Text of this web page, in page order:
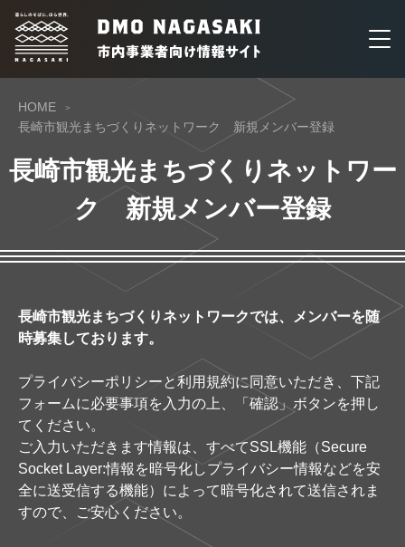
HOME
長崎市観光まちづくりネットワーク 新規メンバー登録
長崎市観光まちづくりネットワー
ク 新規メンバー登録
長崎市観光まちづくりネットワークでは、メンバーを随
時募集しております。
プライバシーポリシーと利用規約に同意いただき、下記
フォームに必要事項を入力の上、「確認」ボタンを押し
てください。
ご入力いただきます情報は、すべてSSL機能（Secure
Socket Layer:情報を暗号化しプライバシー情報などを安
全に送受信する機能）によって暗号化されて送信されま
すので、ご安心ください。